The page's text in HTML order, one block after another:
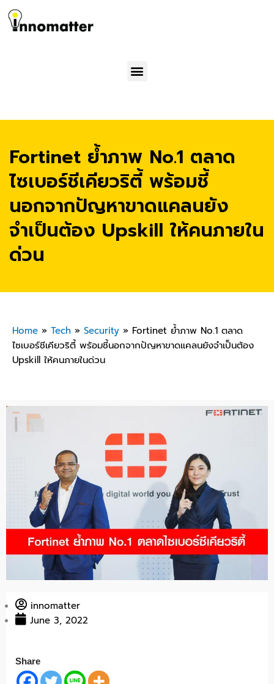
Menu
Fortinet ย้ำภาพ No.1 ตลาด
ไซเบอร์ชีเคียวริตี้ พร้อมชี้
นอกจากปัญหาขาดแคลนยัง
จำเป็นต้อง Upskill ให้คนภายใน
ด่วน
Home » Tech » Security » Fortinet ย้ำภาพ No.1 ตลาด
ไซเบอร์ชีเคียวริตี้ พร้อมชี้นอกจากปัญหาขาดแคลนยังจำเป็นต้อง
Upskill ให้คนภายในด่วน
innomatter
June 3, 2022
Share